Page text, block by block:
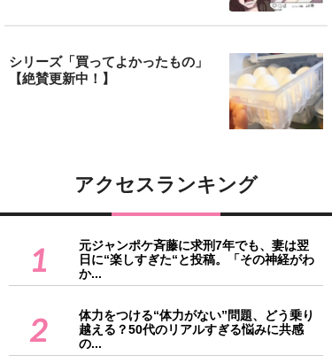
シリーズ「買ってよかったもの」
【絶賛更新中！】
アクセスランキング
1
元ジャンポケ斉藤に求刑7年でも、妻は翌
日に“楽しすぎた“と投稿。「その神経がわ
か...
2
体力をつける“体力がない”問題、どう乗り
越える？50代のリアルすぎる悩みに共感
の...